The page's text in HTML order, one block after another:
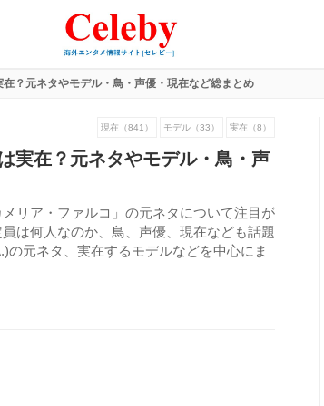
？元ネタやモデル・鳥・声優・現在など総まとめ
現在（841） モデル（33） 実在（8）
実在？元ネタやモデル・鳥・声
リア・ファルコ」の元ネタについて注目が
は何人なのか、鳥、声優、現在なども話題
元ネタ、実在するモデルなどを中心にま